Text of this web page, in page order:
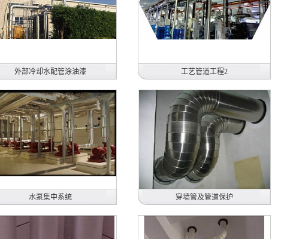
惠州住润汽车线业有限公司
外部冷却水配管涂油漆
2018年
外部冷却水配管涂油漆
日本电产三协电子（东莞）有限公司
空调冷冻水管安装
2014年
工艺管道工程2
水泵集中系统 穿墙管及管道保护